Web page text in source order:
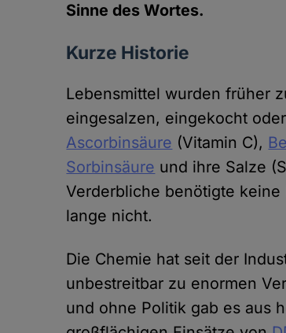
Sinne des Wortes.
Kurze Historie
Lebensmittel wurden früher
eingesalzen, eingekocht
Ascorbinsäure (Vitamin C),
Sorbinsäure und ihre Salze
Verderbliche benötigte
lange nicht.
Die Chemie hat seit der
unbestreitbar zu enormen
und ohne Politik gab es aus